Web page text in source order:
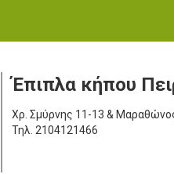
Έπιπλα κήπου
Χρ. Σμύρνης 11-13 &
Τηλ. 2104121466